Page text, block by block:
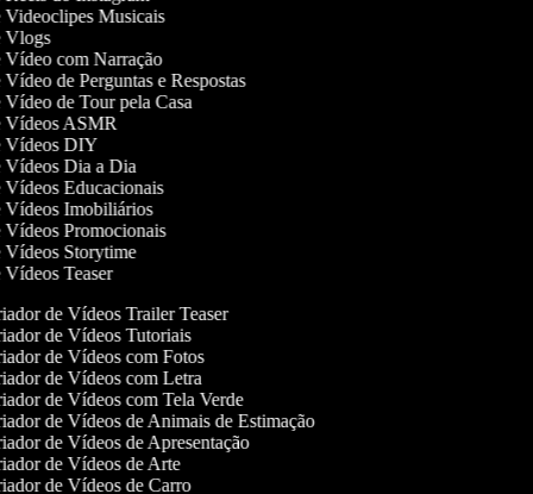
Videoclipes Musicais
Vlogs
Vídeo com Narração
Vídeo de Perguntas e Respostas
Vídeo de Tour pela Casa
Vídeos ASMR
Vídeos DIY
Vídeos Dia a Dia
Vídeos Educacionais
Vídeos Imobiliários
Vídeos Promocionais
Vídeos Storytime
Vídeos Teaser
de Vídeos Trailer Teaser
de Vídeos Tutoriais
de Vídeos com Fotos
de Vídeos com Letra
de Vídeos com Tela Verde
de Vídeos de Animais de Estimação
de Vídeos de Apresentação
de Vídeos de Arte
de Vídeos de Carro